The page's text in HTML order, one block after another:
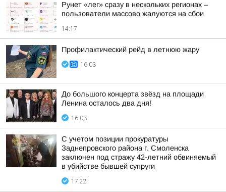
Рунет «лег» сразу в нескольких регионах –
пользователи массово жалуются на сбои
14:17
Профилактический рейд в летнюю жару
16:03
До большого концерта звёзд на площади
Ленина осталось два дня!
16:03
С учетом позиции прокуратуры
Заднепровского района г. Смоленска
заключен под стражу 42-летний обвиняемый
в убийстве бывшей супруги
17:22